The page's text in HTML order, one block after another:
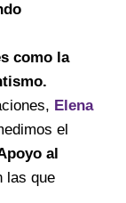
como la
Elena
el
al
las que